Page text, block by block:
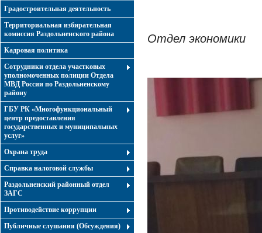
Градостроительная деятельность
Территориальная избирательная
комиссия Раздольненского района
Кадровая политика
Сотрудники отдела участковых
уполномоченных полиции Отдела
МВД России по Раздольненскому
району
ГБУ РК «Многофункциональный
центр предоставления
государственных и муниципальных
услуг»
Охрана труда
Справка налоговой службы
Раздольненский районный отдел
ЗАГС
Противодействие коррупции
Публичные слушания (Обсуждения)
Отдел экономики